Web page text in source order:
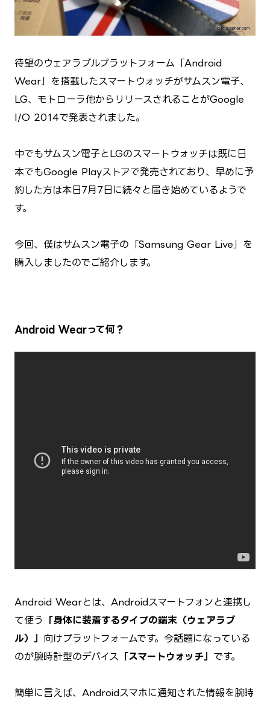
待望のウェアラブルプラットフォーム「Android
Wear」を搭載したスマートウォッチがサムスン電子、
LG、モトローラ他からリリースされることがGoogle
I/O 2014で発表されました。
中でもサムスン電子とLGのスマートウォッチは既に日
本でもGoogle Playストアで発売されており、早めに予
約した方は本日7月7日に続々と届き始めているようで
す。
今回、僕はサムスン電子の「Samsung Gear Live」を
購入しましたのでご紹介します。
Android Wearって何？
Android Wearとは、Androidスマートフォンと連携し
て使う
「身体に装着するタイプの端末（ウェアラブ
ル）」 向けプラットフォームです。今話題になっている
のが腕時計型のデバイス
「スマートウォッチ」 です。
簡単に言えば、Androidスマホに通知された情報を腕時